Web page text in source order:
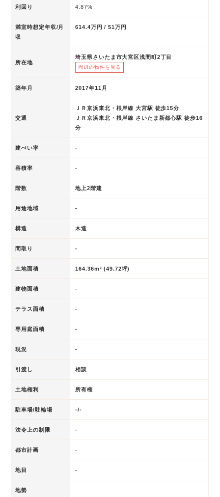
利回り 4.87%
満室時想定年収/月
収
614.4万円 / 51万円
所在地
埼玉県さいたま市大宮区浅間町2丁目
周辺の物件を見る
築年月 2017年11月
交通
ＪＲ京浜東北・根岸線 大宮駅 徒歩15分
ＪＲ京浜東北・根岸線 さいたま新都心駅 徒歩16
分
建ぺい率 -
容積率 -
階数 地上2階建
用途地域 -
構造 木造
間取り -
土地面積 164.36m² (49.72坪)
建物面積 -
テラス面積 -
専用庭面積 -
現況 -
引渡し 相談
土地権利 所有権
駐車場/駐輪場 -/-
法令上の制限 -
都市計画 -
地目 -
地勢